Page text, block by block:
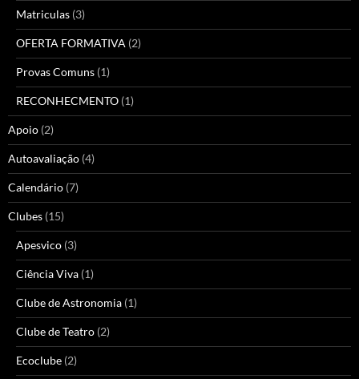
Matriculas (3)
OFERTA FORMATIVA (2)
Provas Comuns (1)
RECONHECMENTO (1)
Apoio (2)
Autoavaliação (4)
Calendário (7)
Clubes (15)
Apesvico (3)
Ciência Viva (1)
Clube de Astronomia (1)
Clube de Teatro (2)
Ecoclube (2)